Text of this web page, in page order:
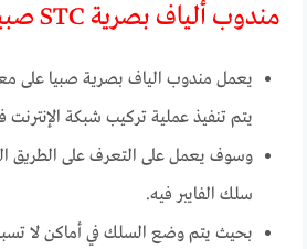
مندوب ألياف بصرية STC صبيا
يعمل مندوب الياف بصرية صبيا على
يتم تنفيذ عملية تركيب شبكة الإنترنت
وسوف يعمل على التعرف على الطريق
سلك الفايبر فيه.
بحيث يتم وضع السلك في أماكن لا